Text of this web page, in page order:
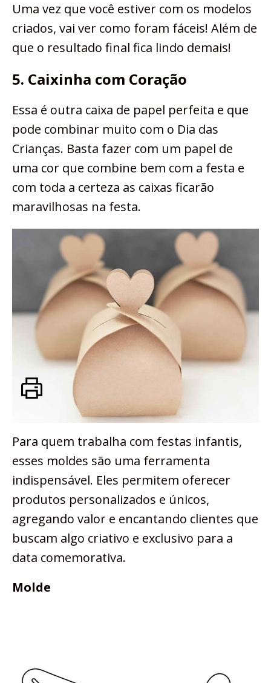
Uma vez que você estiver com os modelos
criados, vai ver como foram fáceis! Além de
que o resultado final fica lindo demais!
5. Caixinha com Coração
Essa é outra caixa de papel perfeita e que
pode combinar muito com o Dia das
Crianças. Basta fazer com um papel de
uma cor que combine bem com a festa e
com toda a certeza as caixas ficarão
maravilhosas na festa.
Para quem trabalha com festas infantis,
esses moldes são uma ferramenta
indispensável. Eles permitem oferecer
produtos personalizados e únicos,
agregando valor e encantando clientes que
buscam algo criativo e exclusivo para a
data comemorativa.
Molde